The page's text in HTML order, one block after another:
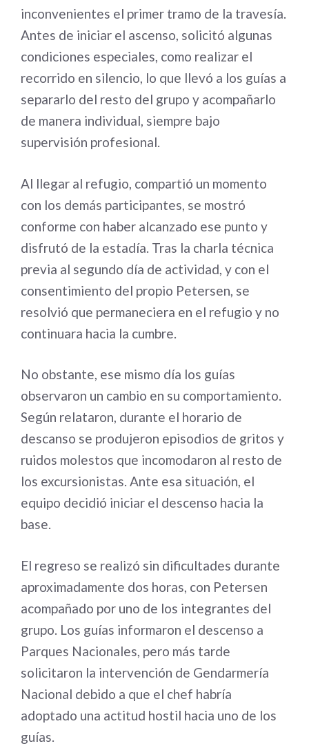
inconvenientes el primer tramo de la travesía.
Antes de iniciar el ascenso, solicitó algunas
condiciones especiales, como realizar el
recorrido en silencio, lo que llevó a los guías a
separarlo del resto del grupo y acompañarlo
de manera individual, siempre bajo
supervisión profesional.
Al llegar al refugio, compartió un momento
con los demás participantes, se mostró
conforme con haber alcanzado ese punto y
disfrutó de la estadía. Tras la charla técnica
previa al segundo día de actividad, y con el
consentimiento del propio Petersen, se
resolvió que permaneciera en el refugio y no
continuara hacia la cumbre.
No obstante, ese mismo día los guías
observaron un cambio en su comportamiento.
Según relataron, durante el horario de
descanso se produjeron episodios de gritos y
ruidos molestos que incomodaron al resto de
los excursionistas. Ante esa situación, el
equipo decidió iniciar el descenso hacia la
base.
El regreso se realizó sin dificultades durante
aproximadamente dos horas, con Petersen
acompañado por uno de los integrantes del
grupo. Los guías informaron el descenso a
Parques Nacionales, pero más tarde
solicitaron la intervención de Gendarmería
Nacional debido a que el chef habría
adoptado una actitud hostil hacia uno de los
guías.